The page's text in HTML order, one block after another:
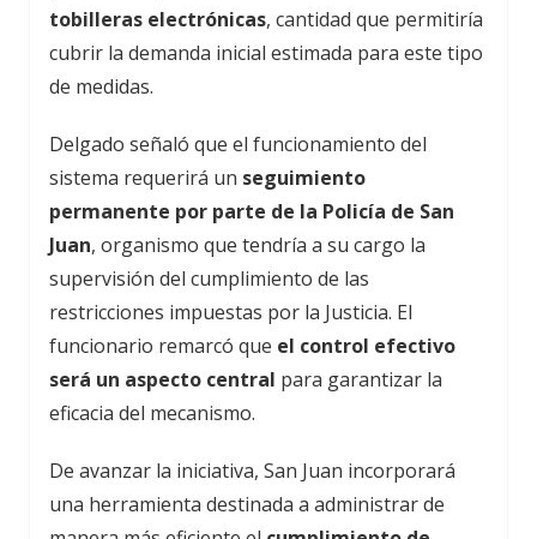
tobilleras electrónicas, cantidad que permitiría
cubrir la demanda inicial estimada para este tipo
de medidas.
Delgado señaló que el funcionamiento del
sistema requerirá un seguimiento
permanente por parte de la Policía de San
Juan, organismo que tendría a su cargo la
supervisión del cumplimiento de las
restricciones impuestas por la Justicia. El
funcionario remarcó que el control efectivo
será un aspecto central para garantizar la
eficacia del mecanismo.
De avanzar la iniciativa, San Juan incorporará
una herramienta destinada a administrar de